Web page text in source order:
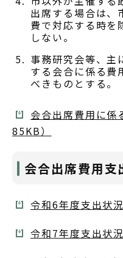
出席する場合は、
費で対応する時を
しない。
事務研究会等、主
する会合に係る費
べきものとする。
会合出席費用に係
85KB）
会合出席費用支
令和6年度支出状
令和7年度支出状